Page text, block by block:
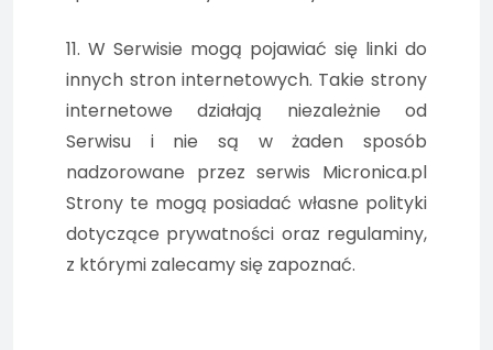
11. W Serwisie mogą pojawiać się linki do
innych stron internetowych. Takie strony
internetowe działają niezależnie od
Serwisu i nie są w żaden sposób
nadzorowane przez serwis Micronica.pl
Strony te mogą posiadać własne polityki
dotyczące prywatności oraz regulaminy,
z którymi zalecamy się zapoznać.